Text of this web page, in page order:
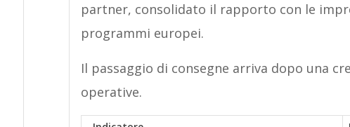
partner, consolidato il rapporto con le
programmi europei.
Il passaggio di consegne arriva dopo una
operative.